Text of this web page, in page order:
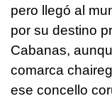
pero llegó al
por su destino
Cabanas,
comarca
ese concello